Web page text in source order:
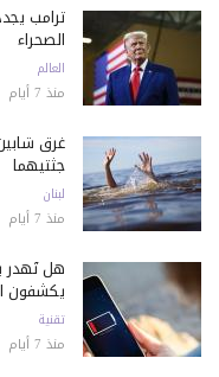
ترامب
الصحراء
العالم
منذ 7 أيام
غرق
جثتيهما
لبنان
منذ 7 أيام
هل تُهدر
يكشفون
تقنية
منذ 7 أيام